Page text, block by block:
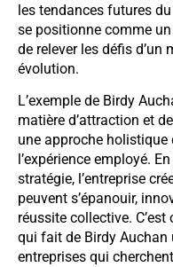
les tendances futures
se positionne comme
de relever les défis
évolution.
L’exemple de Birdy
matière d’attraction et
une approche
l’expérience employé.
stratégie, l’entreprise
peuvent s’épanouir,
réussite collective.
qui fait de Birdy
entreprises qui